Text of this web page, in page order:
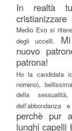
In realtà
Medio Evo si
degli uccelli.
nuovo
patrona!
Ho la candidata
norreno),
della
dell’abbondanza
perchè pur
lunghi capelli